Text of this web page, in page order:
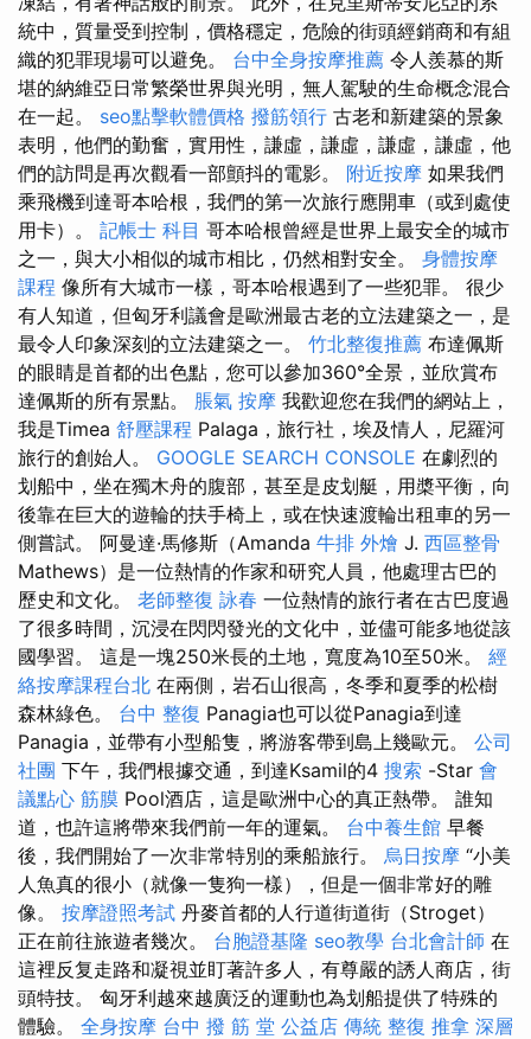
統中，質量受到控制，價格穩定，危險的街頭經銷商和有組
織的犯罪現場可以避免。 台中全身按摩推薦 令人羨慕的斯
堪的納維亞日常繁榮世界與光明，無人駕駛的生命概念混合
在一起。 seo點擊軟體價格 撥筋領行 古老和新建築的景象
表明，他們的勤奮，實用性，謙虛，謙虛，謙虛，謙虛，他
們的訪問是再次觀看一部顫抖的電影。 附近按摩 如果我們
乘飛機到達哥本哈根，我們的第一次旅行應開車（或到處使
用卡）。 記帳士 科目 哥本哈根曾經是世界上最安全的城市
之一，與大小相似的城市相比，仍然相對安全。 身體按摩
課程 像所有大城市一樣，哥本哈根遇到了一些犯罪。 很少
有人知道，但匈牙利議會是歐洲最古老的立法建築之一，是
最令人印象深刻的立法建築之一。 竹北整復推薦 布達佩斯
的眼睛是首都的出色點，您可以參加360°全景，並欣賞布
達佩斯的所有景點。 脹氣 按摩 我歡迎您在我們的網站上，
我是Timea 舒壓課程 Palaga，旅行社，埃及情人，尼羅河
旅行的創始人。 GOOGLE SEARCH CONSOLE 在劇烈的
划船中，坐在獨木舟的腹部，甚至是皮划艇，用槳平衡，向
後靠在巨大的遊輪的扶手椅上，或在快速渡輪出租車的另一
側嘗試。 阿曼達·馬修斯（Amanda 牛排 外燴 J. 西區整骨
Mathews）是一位熱情的作家和研究人員，他處理古巴的
歷史和文化。 老師整復 詠春 一位熱情的旅行者在古巴度過
了很多時間，沉浸在閃閃發光的文化中，並儘可能多地從該
國學習。 這是一塊250米長的土地，寬度為10至50米。 經
絡按摩課程台北 在兩側，岩石山很高，冬季和夏季的松樹
森林綠色。 台中 整復 Panagia也可以從Panagia到達
Panagia，並帶有小型船隻，將游客帶到島上幾歐元。 公司
社團 下午，我們根據交通，到達Ksamil的4 搜索 -Star 會
議點心 筋膜 Pool酒店，這是歐洲中心的真正熱帶。 誰知
道，也許這將帶來我們前一年的運氣。 台中養生館 早餐
後，我們開始了一次非常特別的乘船旅行。 烏日按摩 “小美
人魚真的很小（就像一隻狗一樣），但是一個非常好的雕
像。 按摩證照考試 丹麥首都的人行道街道街（Stroget）
正在前往旅遊者幾次。 台胞證基隆 seo教學 台北會計師 在
這裡反复走路和凝視並盯著許多人，有尊嚴的誘人商店，街
頭特技。 匈牙利越來越廣泛的運動也為划船提供了特殊的
體驗。 全身按摩 台中 撥 筋 堂 公益店 傳統 整復 推拿 深層